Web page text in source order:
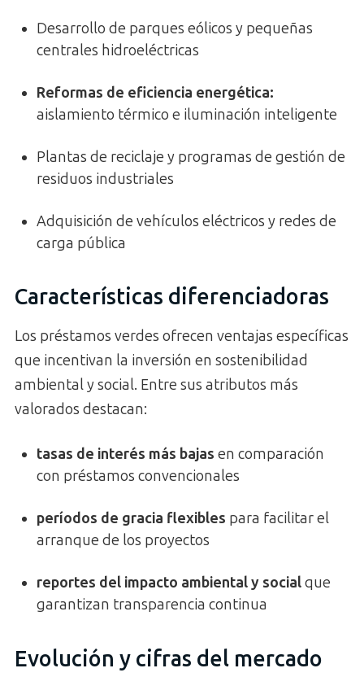
Desarrollo de parques eólicos y pequeñas
centrales hidroeléctricas
Reformas de eficiencia energética:
aislamiento térmico e iluminación inteligente
Plantas de reciclaje y programas de gestión de
residuos industriales
Adquisición de vehículos eléctricos y redes de
carga pública
Características diferenciadoras
Los préstamos verdes ofrecen ventajas específicas
que incentivan la inversión en sostenibilidad
ambiental y social. Entre sus atributos más
valorados destacan:
tasas de interés más bajas en comparación
con préstamos convencionales
períodos de gracia flexibles para facilitar el
arranque de los proyectos
reportes del impacto ambiental y socialque
garantizan transparencia continua
Evolución y cifras del mercado